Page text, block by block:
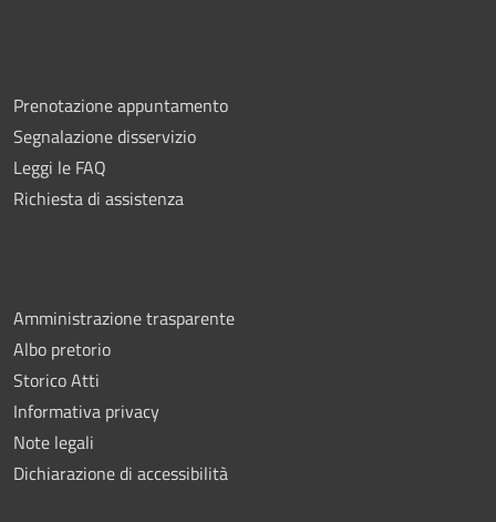
Prenotazione appuntamento
Segnalazione disservizio
Leggi le FAQ
Richiesta di assistenza
Amministrazione trasparente
Albo pretorio
Storico Atti
Informativa privacy
Note legali
Dichiarazione di accessibilità